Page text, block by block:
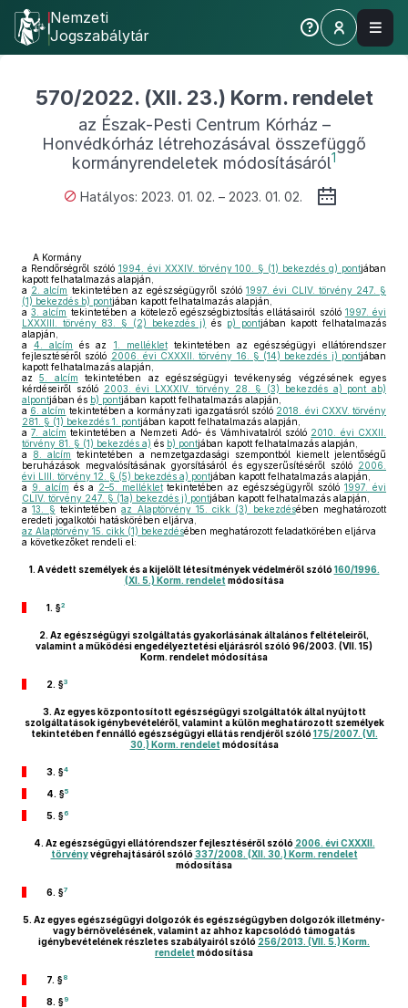
Nemzeti
Jogszabálytár
570/2022. (XII. 23.) Korm. rendelet
az Észak-Pesti Centrum Kórház –
Honvédkórház létrehozásával összefüggő
kormányrendeletek módosításáról1
Hatályos: 2023. 01. 02. – 2023. 01. 02.
A Kormány
a Rendőrségről szóló 1994. évi XXXIV. törvény 100. § (1) bekezdés g) pontjában
kapott felhatalmazás alapján,
a 2. alcím tekintetében az egészségügyről szóló1997. évi CLIV. törvény 247. §
(1) bekezdés b) pontjában kapott felhatalmazás alapján,
a3. alcím tekintetében a kötelező egészségbiztosítás ellátásairól szóló 1997. évi
LXXXIII. törvény 83. § (2) bekezdés j) és p) pontjában kapott felhatalmazás
alapján,
a4. alcím és az 1. melléklettekintetében az egészségügyi ellátórendszer
fejlesztéséről szóló 2006. évi CXXXII. törvény 16. § (14) bekezdés j) pontjában
kapott felhatalmazás alapján,
az5. alcím tekintetében az egészségügyi tevékenység végzésének egyes
kérdéseiről szóló 2003. évi LXXXIV. törvény 28. § (3) bekezdés a) pont ab)
alpontjában és b) pontjában kapott felhatalmazás alapján,
a 6. alcím tekintetében a kormányzati igazgatásról szóló 2018. évi CXXV. törvény
281. § (1) bekezdés 1. pontjában kapott felhatalmazás alapján,
a7. alcím tekintetében a Nemzeti Adó- és Vámhivatalról szóló 2010. évi CXXII.
törvény 81. § (1) bekezdés a) és b) pontjában kapott felhatalmazás alapján,
a 8. alcím tekintetében a nemzetgazdasági szempontból kiemelt jelentőségű
beruházások megvalósításának gyorsításáról és egyszerűsítéséről szóló 2006.
évi LIII. törvény 12. § (5) bekezdés a) pontjában kapott felhatalmazás alapján,
a 9. alcím és a 2–5. melléklettekintetében az egészségügyről szóló1997. évi
CLIV. törvény 247. § (1a) bekezdés j) pontjában kapott felhatalmazás alapján,
a13. § tekintetébenaz Alaptörvény 15. cikk (3) bekezdésében meghatározott
eredeti jogalkotói hatáskörében eljárva,
az Alaptörvény 15. cikk (1) bekezdésében meghatározott feladatkörében eljárva
a következőket rendeli el:
1. A védett személyek és a kijelölt létesítmények védelméről szóló 160/1996.
(XI. 5.) Korm. rendelet módosítása
1. §2
2. Az egészségügyi szolgáltatás gyakorlásának általános feltételeiről,
valamint a működési engedélyeztetési eljárásról szóló 96/2003. (VII. 15)
Korm. rendelet módosítása
2. §3
3. Az egyes központosított egészségügyi szolgáltatók által nyújtott
szolgáltatások igénybevételéről, valamint a külön meghatározott személyek
tekintetében fennálló egészségügyi ellátás rendjéről szóló 175/2007. (VI.
30.) Korm. rendelet módosítása
3. §4
4. §5
5. §6
4. Az egészségügyi ellátórendszer fejlesztéséről szóló 2006. évi CXXXII.
törvényvégrehajtásáról szóló 337/2008. (XII. 30.) Korm. rendelet
módosítása
6. §7
5. Az egyes egészségügyi dolgozók és egészségügyben dolgozók illetmény-
vagy bérnövelésének, valamint az ahhoz kapcsolódó támogatás
igénybevételének részletes szabályairól szóló 256/2013. (VII. 5.) Korm.
rendelet módosítása
7. §8
8. §9